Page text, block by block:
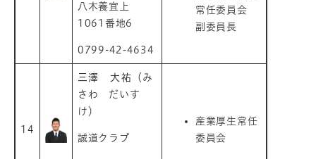
八木養宜上
1061番地6
0799-42-4634
常任委員会
副委員長
14
三澤 大祐 （み
さわ だいす
け）
誠道クラブ
産業厚生常任
委員会